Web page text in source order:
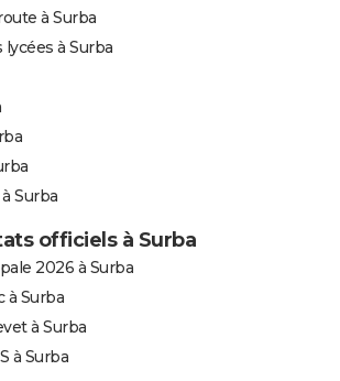
à Surba
à Surba
Surba
officiels à Surba
2026 à Surba
à Surba
à Surba
à Surba